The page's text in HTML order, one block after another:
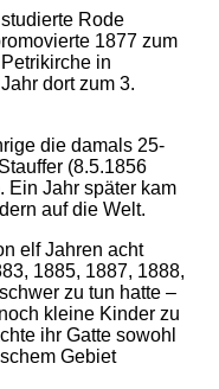
Rode
1877 zum
in
dort zum 3.
die damals 25-
(8.5.1856
Ein Jahr später kam
auf die Welt.
elf Jahren acht
1885, 1887, 1888,
zu tun hatte –
kleine Kinder zu
ihr Gatte sowohl
Gebiet